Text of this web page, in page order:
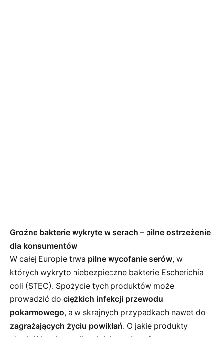
Groźne bakterie wykryte w serach – pilne ostrzeżenie
dla konsumentów
W całej Europie trwa pilne wycofanie serów, w
których wykryto niebezpieczne bakterie Escherichia
coli (STEC). Spożycie tych produktów może
prowadzić do ciężkich infekcji przewodu
pokarmowego, a w skrajnych przypadkach nawet do
zagrażających życiu powikłań. O jakie produkty